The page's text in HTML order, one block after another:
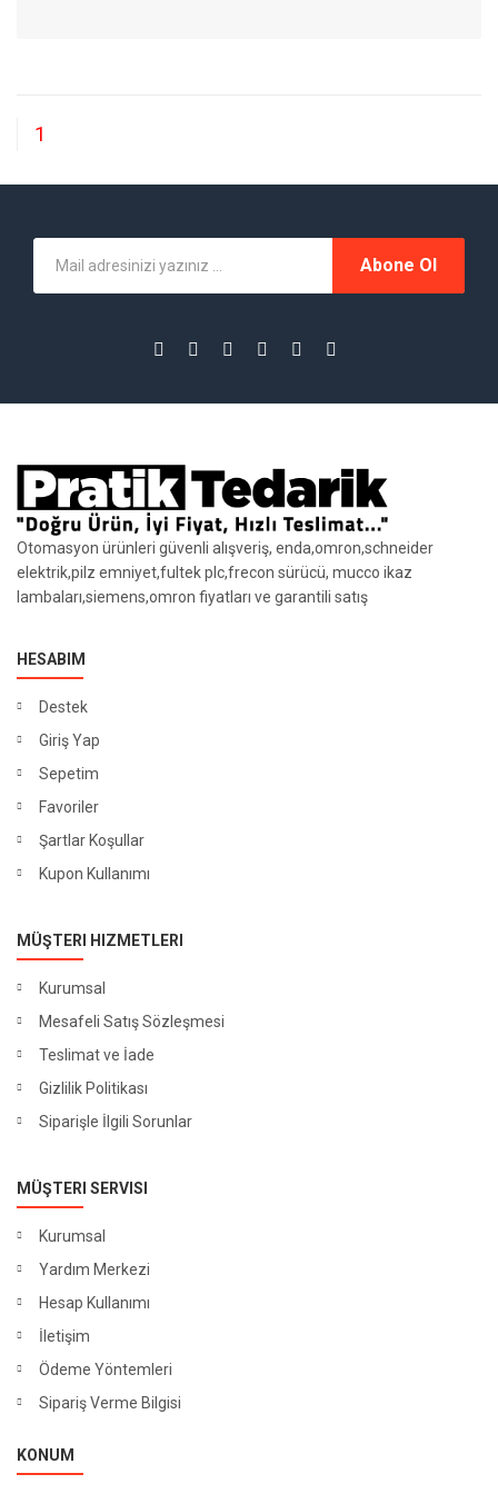
1
Abone Ol
Otomasyon ürünleri güvenli alışveriş, enda,omron,schneider
elektrik,pilz emniyet,fultek plc,frecon sürücü, mucco ikaz
lambaları,siemens,omron fiyatları ve garantili satış
HESABIM
Destek
Giriş Yap
Sepetim
Favoriler
Şartlar Koşullar
Kupon Kullanımı
MÜŞTERI HIZMETLERI
Kurumsal
Mesafeli Satış Sözleşmesi
Teslimat ve İade
Gizlilik Politikası
Siparişle İlgili Sorunlar
MÜŞTERI SERVISI
Kurumsal
Yardım Merkezi
Hesap Kullanımı
İletişim
Ödeme Yöntemleri
Sipariş Verme Bilgisi
KONUM